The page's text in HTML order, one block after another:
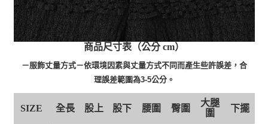
商品尺寸表（公分 cm）
－服飾丈量方式－依環境因素與丈量方式不同而產生些許誤差，合
理誤差範圍為3-5公分。
SIZE 全長 股上 股下 腰圍 臀圍
大腿
圍
下擺